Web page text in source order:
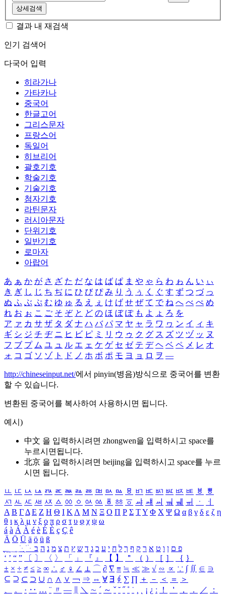
상세검색
결과 내 재검색
인기 검색어
다국어 입력
히라가나
가타카나
중국어
한글고어
그리스문자
프랑스어
독일어
히브리어
괄호기호
학술기호
기술기호
첨자기호
라틴문자
러시아문자
단위기호
일반기호
로마자
아랍어
あ ぁ か が さ ざ た だ な は ば ぱ ま や ゃ ら わ ゎ ん い ぃ
き ぎ し じ ち ぢ に ひ び ぴ み り う ぅ く ぐ す ず つ づ っ
ぬ ふ ぶ ぷ む ゆ ゅ る え ぇ け げ せ ぜ て で ね へ べ ぺ め
れ お ぉ こ ご そ ぞ と ど の ほ ぼ ぽ も よ ょ ろ を
ア ァ カ サ ザ タ ダ ナ ハ バ パ マ ヤ ャ ラ ワ ヮ ン イ ィ キ
ギ シ ジ チ ヂ ニ ヒ ビ ピ ミ リ ウ ゥ ク グ ス ズ ツ ヅ ッ ヌ
フ ブ プ ム ユ ュ ル エ ェ ケ ゲ セ ゼ テ デ ヘ ベ ペ メ レ オ
ォ コ ゴ ソ ゾ ト ド ノ ホ ボ ポ モ ヨ ョ ロ ヲ ―
http://chineseinput.net/에서 pinyin(병음)방식으로 중국어를 변환
할 수 있습니다.
변환된 중국어를 복사하여 사용하시면 됩니다.
예시)
中文 을 입력하시려면 zhongwen을 입력하시고 space를
누르시면됩니다.
北京 을 입력하시려면 beijing을 입력하시고 space를 누르
시면 됩니다.
ㅥ ㅦ ㅧ ㅨ ㅩ ㅪ ㅫ ㅬ ㅭ ㅮ ㅯ ㅰ ㅱ ㅲ ㅳ ㅴ ㅵ ㅶ ㅷ ㅸ
ㅹ
ㅺ ㅻ ㅼ ㅽ ㅾ ㅿ ㆀ ㆁ ㆂ ㆃ ㆄ ㆅ ㆆ ㆇ ㆈ ㆉ ㆊ ㆋ ㆌ ㆍ
ㆎ
Α Β ΓΔ Ε Ζ Η Θ Ι ΚΛ Μ Ν Ξ Ο Π Ρ Σ ΤΥ Φ Χ Ψ Ω α β γ δ ε ζ η
θ ι κ λ μ ν ξ ο π ρ σ τ υ φ χ ψ ω
á à Á À é è É È ç Ç ê
Ä Ö Ü ä ö ü ß
ִֶֹ ֻּ ׁׂ פ ם ן ו ט א ר ק ף ך ל ח י ע כ ג ד ש ץ ת צ מ נ ה ב
‘ ’ “ ” 〔 〕 〈 〉 「 」 『 』 【 】 ＂ （ ） ［ ］ ｛ ｝
± × ÷ ≠ ≤ ≥ ∞ ∴ ♂ ♀ ∠ ⊥ ⌒ ∂ ∇ ≡ ≒ ≪ ≫ √ ∽ ∝ ∵ ∫ ∬ ∈ ∋
⊆ ⊇ ⊂ ⊃ ∪ ∩ ∧ ∨ ￢ ⇒ ⇔ ∀ ∃ ∮ ∑ ∏ ＋ － ＜ ＝
＞
、
。 · ‥ … ¨ 〃 ― ＼ ∼ ´ ～ ˇ ˘ ˝ ˚ ˙ ¸ ¡ ¿ ː ！ ＇ ， ． ／
：